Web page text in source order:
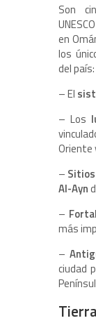
Son
en
los
del país:
– El
– Los
Oriente
–
Al-Ayn
–
más
–
ciudad